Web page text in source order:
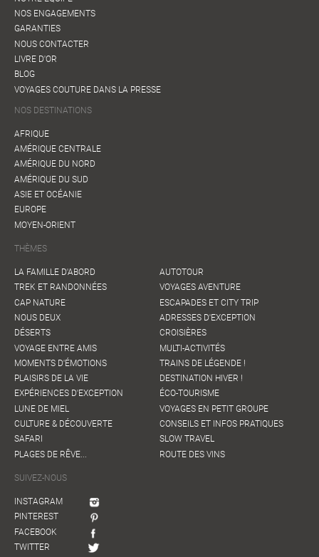
NOS ENGAGEMENTS
GARANTIES
NOUS CONTACTER
LIVRE D'OR
BLOG
VOYAGES COUTURE DANS LA PRESSE
NOS DESTINATIONS
AFRIQUE
AMÉRIQUE CENTRALE
AMÉRIQUE DU NORD
AMÉRIQUE DU SUD
ASIE ET OCÉANIE
EUROPE
MOYEN-ORIENT
THÈMES
LA FAMILLE D'ABORD
TREK ET RANDONNÉES
CAP NATURE
NOUS DEUX
DÉSERTS
VOYAGE ENTRE AMIS
MOMENTS D'ÉMOTIONS
PLAISIRS DE LA VIE
EXPÉRIENCES D'EXCEPTION
LUNE DE MIEL
CULTURE & DÉCOUVERTE
SAFARI
PLAGES DE RÊVE...
AUTOTOUR
VOYAGES AVENTURE
ESCAPADES ET CITY TRIP
ADRESSES D'EXCEPTION
CROISIÈRES
MULTI-ACTIVITÉS
TRAINS DE LÉGENDE !
DESTINATION HIVER !
ÉCO-TOURISME
VOYAGES EN PETIT GROUPE
CONSEILS ET INFOS PRATIQUES
SLOW TRAVEL
ROUTE DES VINS
SUIVEZ-NOUS
INSTAGRAM
PINTEREST
FACEBOOK
TWITTER